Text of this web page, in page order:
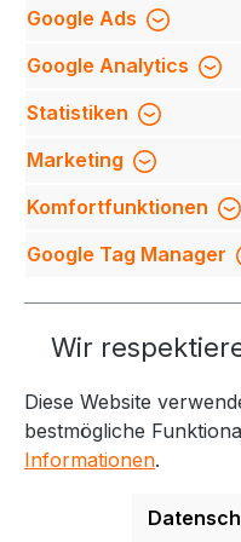
Beschreibung
hochwertigem
formstabilen
angerauter Innen…
Bewertungen
Service-
Weitere
Informationen
Google Ads
Google Analytics
Statistiken
Marketing
Komfortfunktionen
Google Tag Manager
Wir
Diese Website
bestmögliche
Informationen.